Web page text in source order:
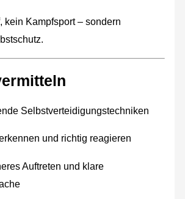
kein Kampfsport – sondern
Selbstverteidigungstechniken
und richtig reagieren
Auftreten und klare